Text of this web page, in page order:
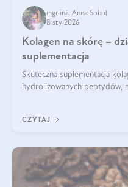
mgr inż. Anna Sobol
8 sty 2026
Kolagen na skórę –
suplementacja
Skuteczna suplementacja
hydrolizowanych peptydów,
CZYTAJ